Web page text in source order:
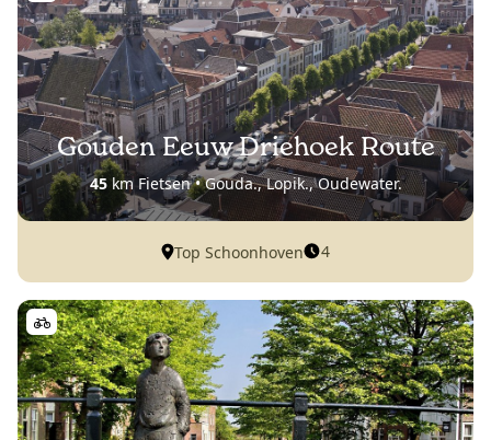
Gouden Eeuw Driehoek Route
45km Fietsen • Gouda., Lopik., Oudewater.
Top Schoonhoven 4